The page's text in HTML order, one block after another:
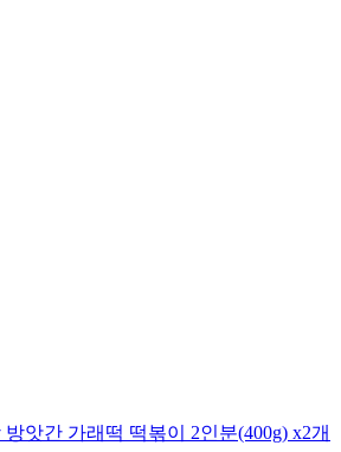
앗간 가래떡 떡볶이 2인분(400g) x2개